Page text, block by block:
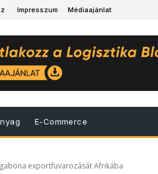
Impresszum Médiaajánlat
E-Commerce
exportfuvarozását Afrikába